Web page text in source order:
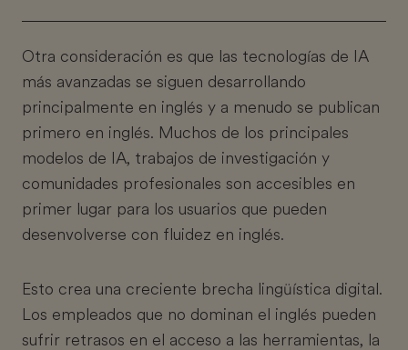
Otra consideración es que las tecnologías de IA
más avanzadas se siguen desarrollando
principalmente en inglés y a menudo se publican
primero en inglés. Muchos de los principales
modelos de IA, trabajos de investigación y
comunidades profesionales son accesibles en
primer lugar para los usuarios que pueden
desenvolverse con fluidez en inglés.
Esto crea una creciente brecha lingüística digital.
Los empleados que no dominan el inglés pueden
sufrir retrasos en el acceso a las herramientas, la